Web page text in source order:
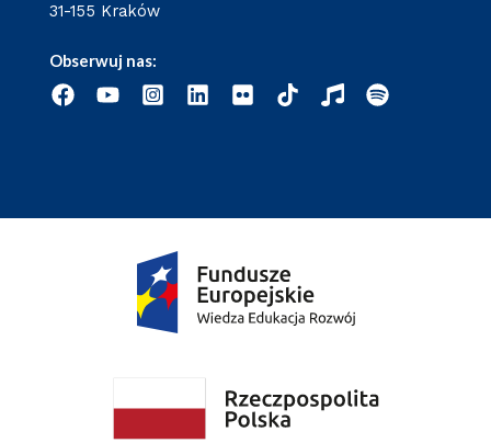
31-155 Kraków
Obserwuj nas: